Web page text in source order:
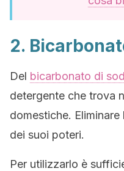
2.
Del bicarbonato di
detergente che trova
domestiche. Eliminare
dei suoi poteri.
Per utilizzarlo è